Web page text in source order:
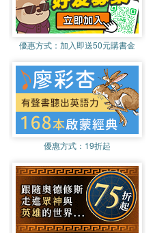
優惠方式： 加入即送50元購書金
優惠方式： 19折起